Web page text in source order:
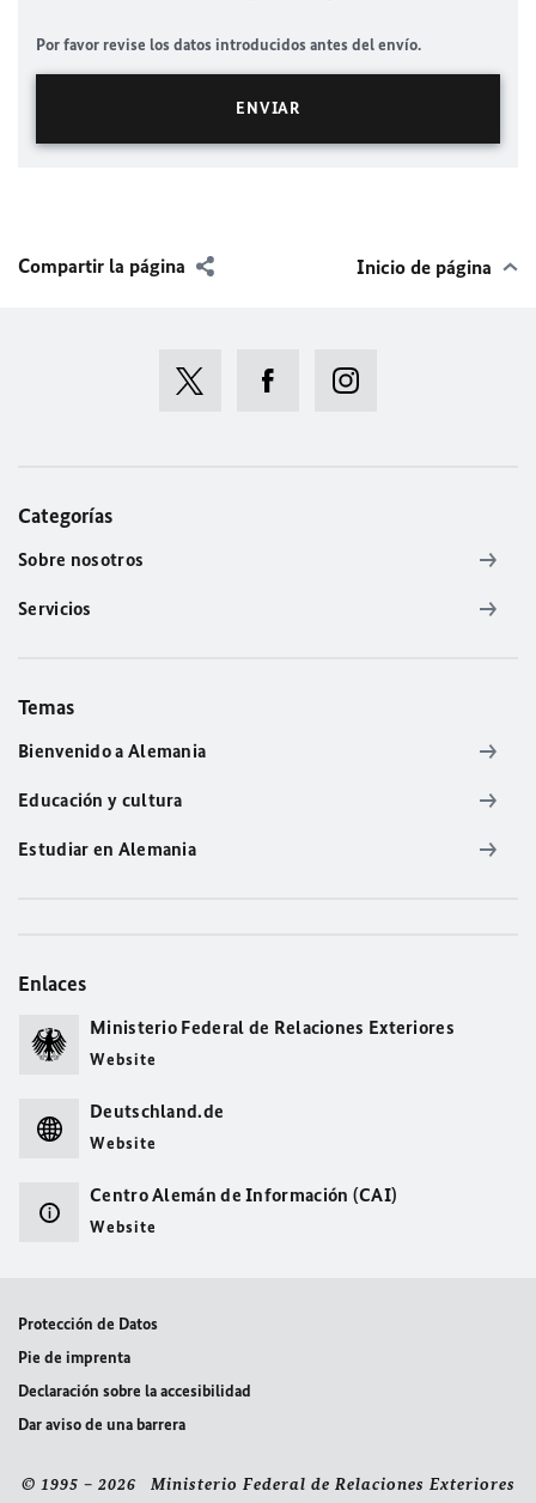
Por favor revise los datos introducidos antes del envío.
Compartir la página Inicio de página
Categorías
Sobre nosotros
Servicios
Temas
Bienvenido a Alemania
Educación y cultura
Estudiar en Alemania
Enlaces
Ministerio Federal de Relaciones Exteriores
Website
Deutschland.de
Website
Centro Alemán de Información (CAI)
Website
Protección de Datos
Pie de imprenta
Declaración sobre la accesibilidad
Dar aviso de una barrera
© 1995 – 2026 Ministerio Federal de Relaciones Exteriores